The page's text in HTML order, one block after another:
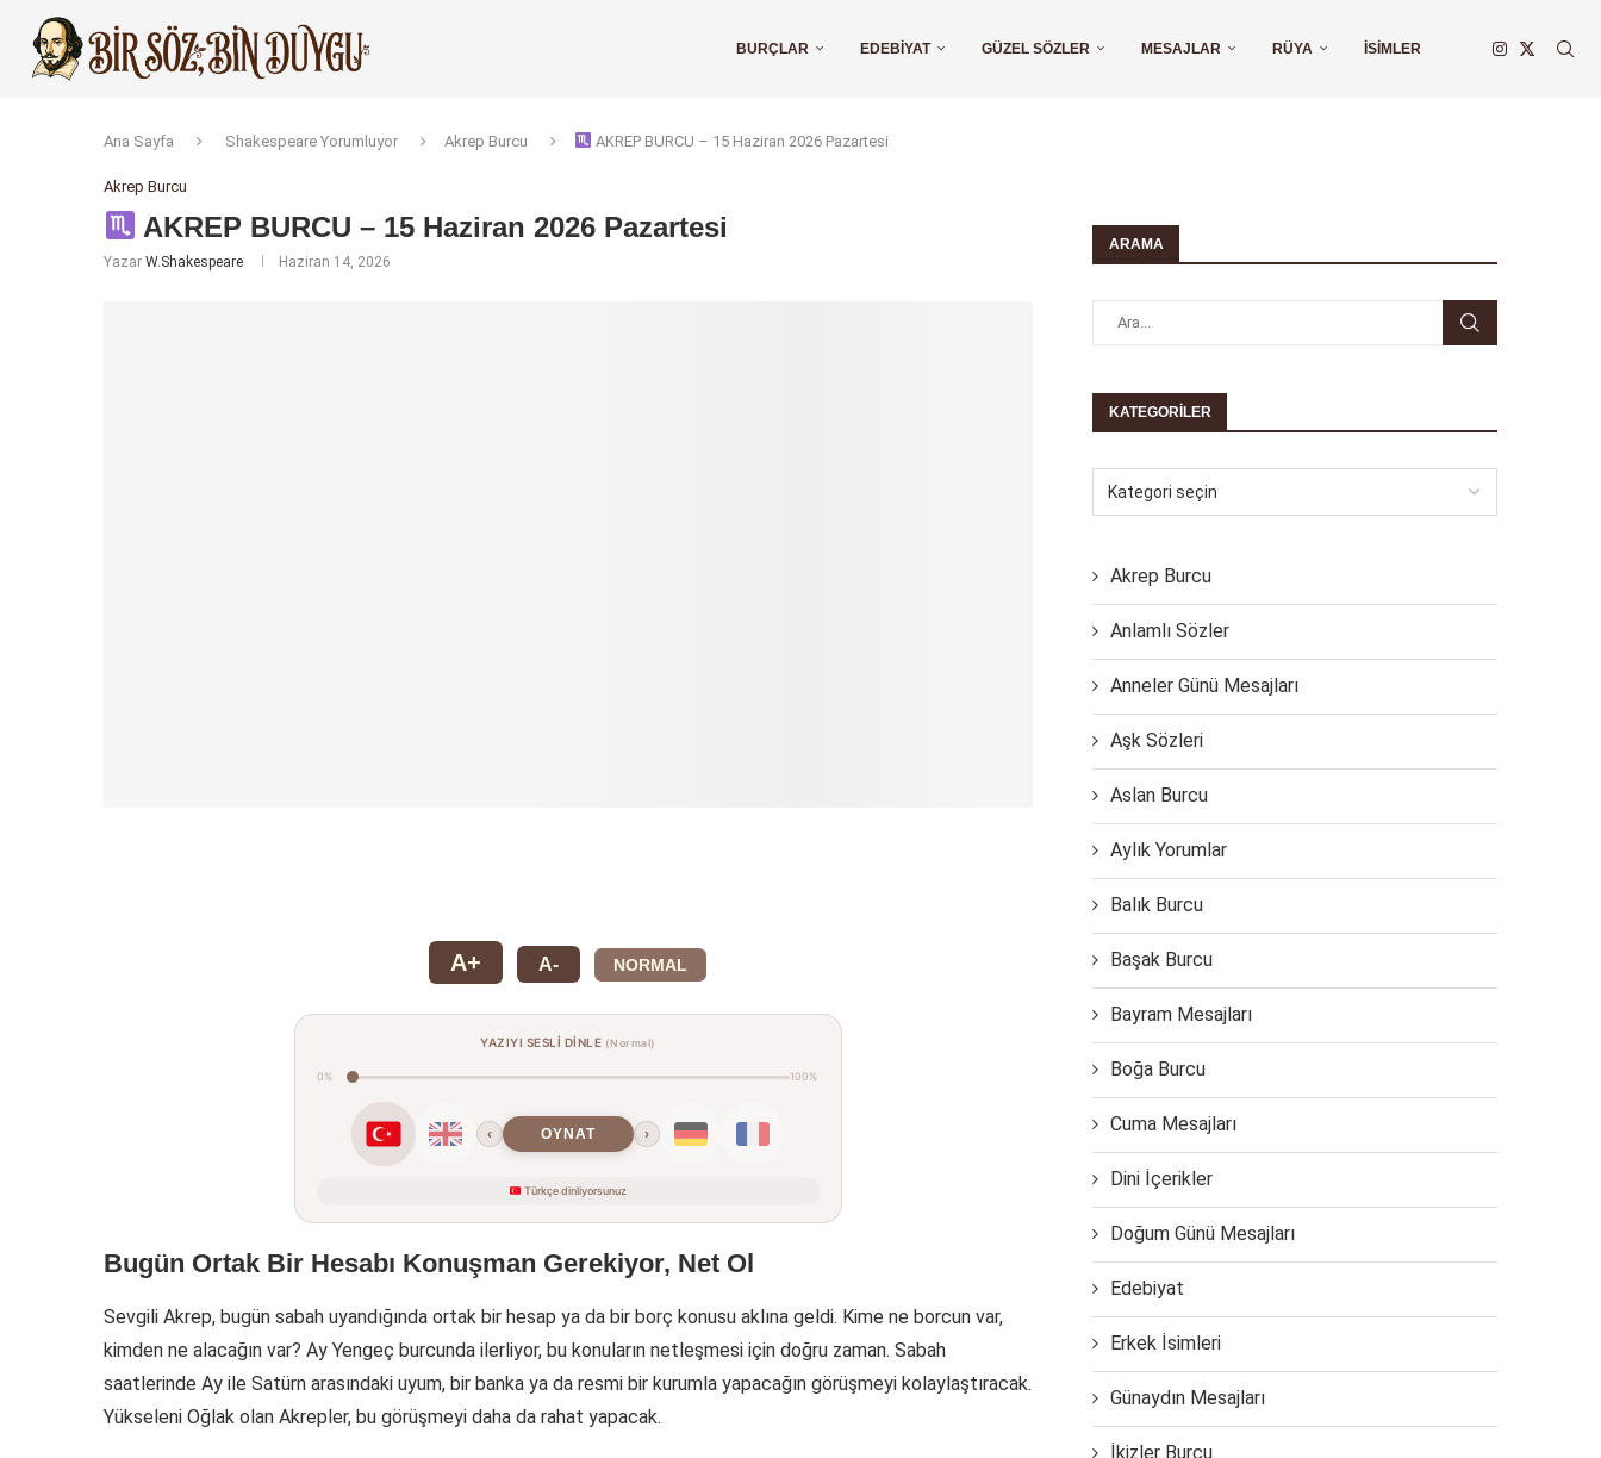
BURÇLAR EDEBIYAT GÜZEL SÖZLER MESAJLAR RÜYA İSIMLER
Ana Sayfa Shakespeare Yorumluyor Akrep Burcu AKREP BURCU – 15 Haziran 2026 Pazartesi
Akrep Burcu
AKREP BURCU – 15 Haziran 2026 Pazartesi
Yazar W.Shakespeare Haziran 14, 2026
A+ A- NORMAL
YAZIYI SESLİ DİNLE (Normal)
0% 100%
‹ OYNAT ›
Türkçe dinliyorsunuz
Bugün Ortak Bir Hesabı Konuşman Gerekiyor, Net Ol
Sevgili Akrep, bugün sabah uyandığında ortak bir hesap ya da bir borç konusu aklına geldi. Kime ne borcun var,
kimden ne alacağın var? Ay Yengeç burcunda ilerliyor, bu konuların netleşmesi için doğru zaman. Sabah
saatlerinde Ay ile Satürn arasındaki uyum, bir banka ya da resmi bir kurumla yapacağın görüşmeyi kolaylaştıracak.
Yükseleni Oğlak olan Akrepler, bu görüşmeyi daha da rahat yapacak.
ARAMA
KATEGORILER
Akrep Burcu
Anlamlı Sözler
Anneler Günü Mesajları
Aşk Sözleri
Aslan Burcu
Aylık Yorumlar
Balık Burcu
Başak Burcu
Bayram Mesajları
Boğa Burcu
Cuma Mesajları
Dini İçerikler
Doğum Günü Mesajları
Edebiyat
Erkek İsimleri
Günaydın Mesajları
İkizler Burcu